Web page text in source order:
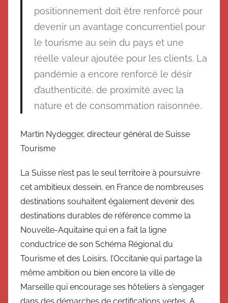
positionnement doit être renforcé pour
devenir un avantage concurrentiel pour
le tourisme au sein du pays et une
réelle valeur ajoutée pour les clients. La
pandémie a encore renforcé le désir
d’authenticité, de proximité avec la
nature et de consommation raisonnée.
Martin Nydegger, directeur général de Suisse
Tourisme
La Suisse n’est pas le seul territoire à poursuivre
cet ambitieux dessein, en France de nombreuses
destinations souhaitent également devenir des
destinations durables de référence comme la
Nouvelle-Aquitaine qui en a fait la ligne
conductrice de son Schéma Régional du
Tourisme et des Loisirs, l’Occitanie qui partage la
même ambition ou bien encore la ville de
Marseille qui encourage ses hôteliers à s’engager